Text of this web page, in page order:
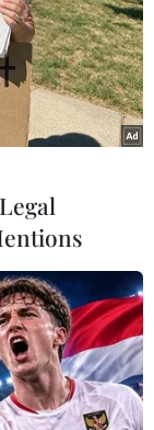
nhóm
Al-Nusra, chi